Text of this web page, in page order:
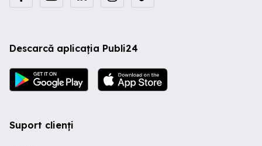
Descarcă aplicația Publi24
Suport clienți